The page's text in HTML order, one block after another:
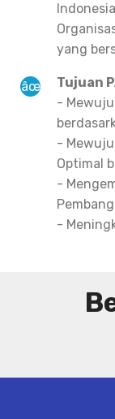
yang
Tujuan
-
-
Optimal
-
-